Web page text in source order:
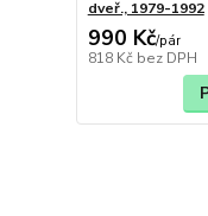
dveř., 1979-1992
990 Kč/pár
818 Kč bez DPH